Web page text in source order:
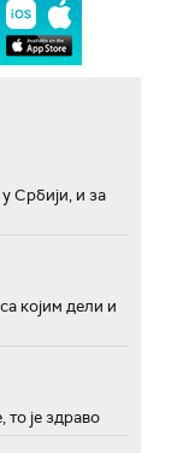
Србији, и за
којим дели и
то је здраво